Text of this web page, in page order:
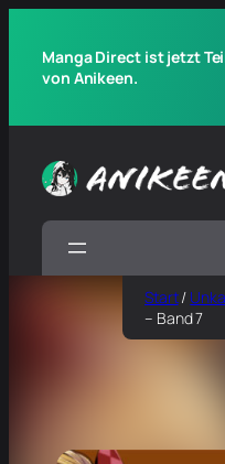
Manga Direct ist jetzt
von Anikeen.
Start/
– Band 7